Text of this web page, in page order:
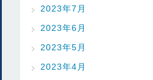
2023年7月
2023年6月
2023年5月
2023年4月